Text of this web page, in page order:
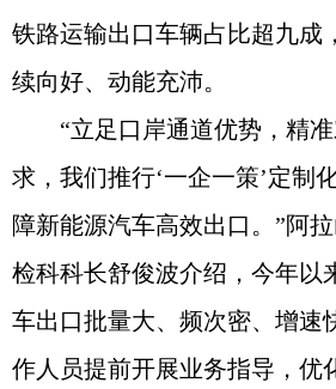
铁路运输出口车辆占比超九成
续向好、动能充沛。
“立足口岸通道优势，精
求，我们推行‘一企一策’定制
障新能源汽车高效出口。”阿
检科科长舒俊波介绍，今年以
车出口批量大、频次密、增速
作人员提前开展业务指导，优